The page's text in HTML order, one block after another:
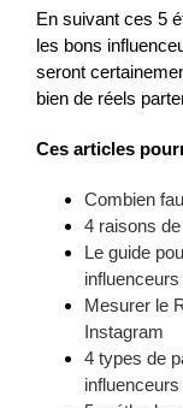
En suivant ces 5
les bons
seront
bien de réels
Ces articles
Combien
4 raisons
Le guide
Mesurer le
Instagram
4 types de